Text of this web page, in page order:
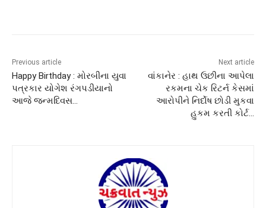
Previous article
Happy Birthday : મોરબીના યુવા
પત્રકાર યોગેશ રંગપડીયાનો
આજે જન્મદિવસ…
Next article
વાંકાનેર : હાથ ઉછીના આપેલા
રકમના ચેક રિટર્ન કેસમાં
આરોપીને નિર્દોષ છોડી મુકવા
હુકમ કરતી કોર્ટ…